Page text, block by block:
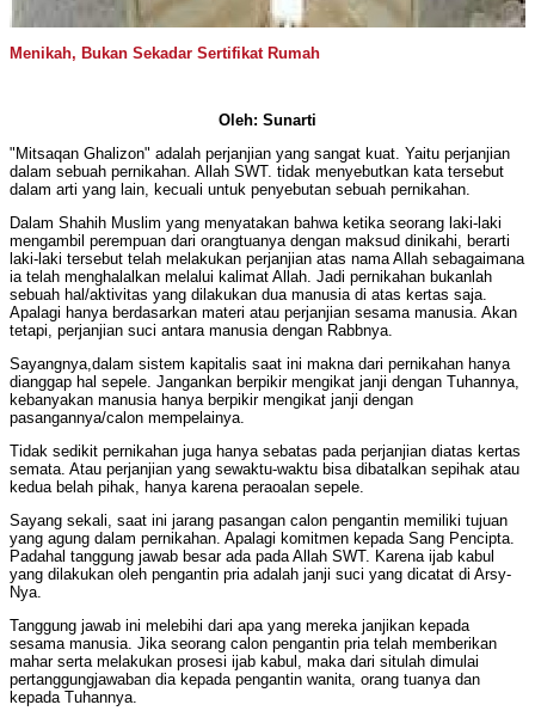
Menikah, Bukan Sekadar Sertifikat Rumah
Oleh: Sunarti
"Mitsaqan Ghalizon" adalah perjanjian yang sangat kuat. Yaitu perjanjian
dalam sebuah pernikahan. Allah SWT. tidak menyebutkan kata tersebut
dalam arti yang lain, kecuali untuk penyebutan sebuah pernikahan.
Dalam Shahih Muslim yang menyatakan bahwa ketika seorang laki-laki
mengambil perempuan dari orangtuanya dengan maksud dinikahi, berarti
laki-laki tersebut telah melakukan perjanjian atas nama Allah sebagaimana
ia telah menghalalkan melalui kalimat Allah. Jadi pernikahan bukanlah
sebuah hal/aktivitas yang dilakukan dua manusia di atas kertas saja.
Apalagi hanya berdasarkan materi atau perjanjian sesama manusia. Akan
tetapi, perjanjian suci antara manusia dengan Rabbnya.
Sayangnya,dalam sistem kapitalis saat ini makna dari pernikahan hanya
dianggap hal sepele. Jangankan berpikir mengikat janji dengan Tuhannya,
kebanyakan manusia hanya berpikir mengikat janji dengan
pasangannya/calon mempelainya.
Tidak sedikit pernikahan juga hanya sebatas pada perjanjian diatas kertas
semata. Atau perjanjian yang sewaktu-waktu bisa dibatalkan sepihak atau
kedua belah pihak, hanya karena peraoalan sepele.
Sayang sekali, saat ini jarang pasangan calon pengantin memiliki tujuan
yang agung dalam pernikahan. Apalagi komitmen kepada Sang Pencipta.
Padahal tanggung jawab besar ada pada Allah SWT. Karena ijab kabul
yang dilakukan oleh pengantin pria adalah janji suci yang dicatat di Arsy-
Nya.
Tanggung jawab ini melebihi dari apa yang mereka janjikan kepada
sesama manusia. Jika seorang calon pengantin pria telah memberikan
mahar serta melakukan prosesi ijab kabul, maka dari situlah dimulai
pertanggungjawaban dia kepada pengantin wanita, orang tuanya dan
kepada Tuhannya.